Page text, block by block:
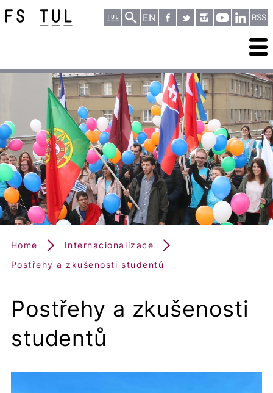
EN RSS
Home
Internacionalizace
Postřehy a zkušenosti studentů
Postřehy a zkušenosti
studentů